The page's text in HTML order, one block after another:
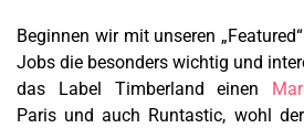
Beginnen wir mit unseren
Jobs die besonders wichtig und
das Label Timberland einen
Paris und auch Runtastic, wohl